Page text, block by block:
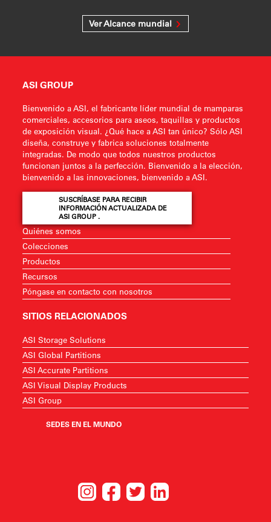
Ver Alcance mundial
ASI GROUP
Bienvenido a ASI, el fabricante líder mundial de mamparas
comerciales, accesorios para aseos, taquillas y productos
de exposición visual. ¿Qué hace a ASI tan único? Sólo ASI
diseña, construye y fabrica soluciones totalmente
integradas. De modo que todos nuestros productos
funcionan juntos a la perfección. Bienvenido a la elección,
bienvenido a las innovaciones, bienvenido a ASI.
SUSCRÍBASE PARA RECIBIR
INFORMACIÓN ACTUALIZADA DE
ASI GROUP .
Quiénes somos
Colecciones
Productos
Recursos
Póngase en contacto con nosotros
SITIOS RELACIONADOS
ASI Storage Solutions
ASI Global Partitions
ASI Accurate Partitions
ASI Visual Display Products
ASI Group
SEDES EN EL MUNDO